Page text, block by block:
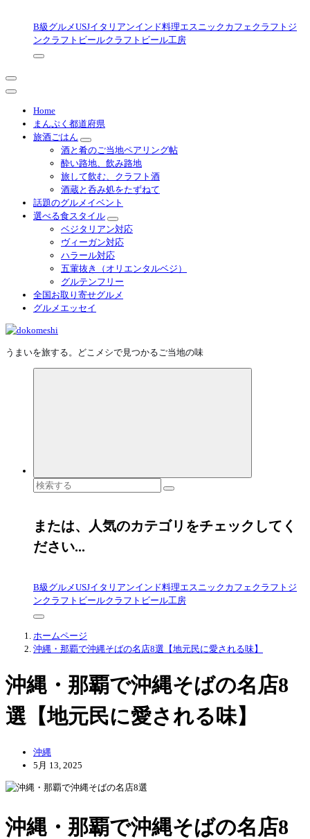
B級グルメUSJイタリアンインド料理エスニック カフェ クラフトジ
ンクラフトビールクラフトビール工房
Home
まんぷく都道府県
旅酒ごはん
酒と肴のご当地ペアリング帖
酔い路地、飲み路地
旅して飲む、クラフト酒
酒蔵と呑み処をたずねて
話題のグルメイベント
選べる食スタイル
ベジタリアン対応
ヴィーガン対応
ハラール対応
五葷抜き（オリエンタルベジ）
グルテンフリー
全国お取り寄せグルメ
グルメエッセイ
うまいを旅する。どこメシで見つかるご当地の味
検
象:
または、人気のカテゴリをチェックしてく
ださい...
B級グルメUSJイタリアンインド料理エスニック カフェ クラフトジ
ンクラフトビールクラフトビール工房
ホームページ
沖縄・那覇で沖縄そばの名店8選【地元民に愛される味】
沖縄・那覇で沖縄そばの名店8
選【地元民に愛される味】
沖縄
5月 13, 2025
沖縄・那覇で沖縄そばの名店8